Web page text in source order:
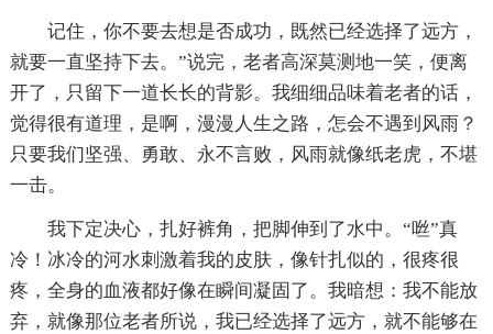
记住，你不要去想是否成功，既然已经选择了远方，
就要一直坚持下去。”说完，老者高深莫测地一笑，便离
开了，只留下一道长长的背影。我细细品味着老者的话，
觉得很有道理，是啊，漫漫人生之路，怎会不遇到风雨？
只要我们坚强、勇敢、永不言败，风雨就像纸老虎，不堪
一击。
我下定决心，扎好裤角，把脚伸到了水中。“咝”真
冷！冰冷的河水刺激着我的皮肤，像针扎似的，很疼很
疼，全身的血液都好像在瞬间凝固了。我暗想：我不能放
弃，就像那位老者所说，我已经选择了远方，就不能够在